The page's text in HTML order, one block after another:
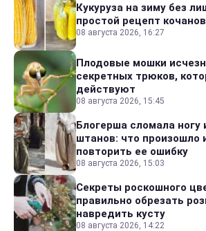
Кукуруза на зиму без
простой рецепт
08 августа 2026, 16:27
Плодовые мошки
секретных трюков,
действуют
08 августа 2026, 15:45
Блогерша сломала ногу
штанов: что произошло
повторить ее ошибку
08 августа 2026, 15:03
Секреты роскошного
правильно обрезать
навредить кусту
08 августа 2026, 14:22